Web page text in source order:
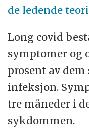
de ledende
Long covid
symptomer og
prosent av
infeksjon.
tre måneder i
sykdommen.